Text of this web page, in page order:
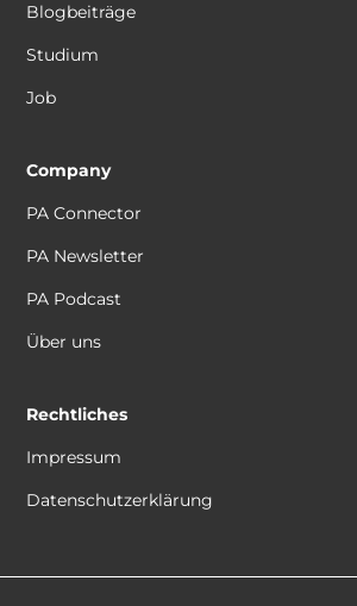
Blogbeiträge
Studium
Job
Company
PA Connector
PA Newsletter
PA Podcast
Über uns
Rechtliches
Impressum
Datenschutzerklärung